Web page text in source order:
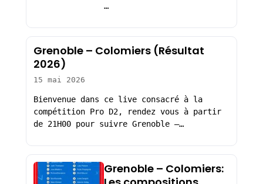
…
Grenoble – Colomiers (Résultat
2026)
15 mai 2026
Bienvenue dans ce live consacré à la
compétition Pro D2, rendez vous à partir
de 21H00 pour suivre Grenoble –…
Grenoble – Colomiers: